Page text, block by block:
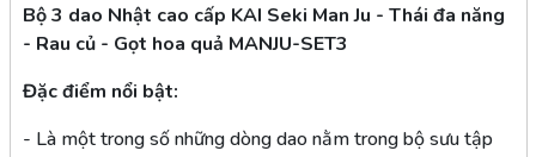
Bộ 3 dao Nhật cao cấp KAI Seki Man Ju - Thái đa năng
- Rau củ - Gọt hoa quả MANJU-SET3
Đặc điểm nổi bật:
- Là một trong số những dòng dao nằm trong bộ sưu tập